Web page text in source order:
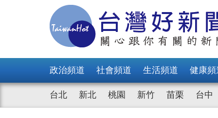
政治頻道 社會頻道 生活頻道 健康頻
台北 新北 桃園 新竹 苗栗 台中